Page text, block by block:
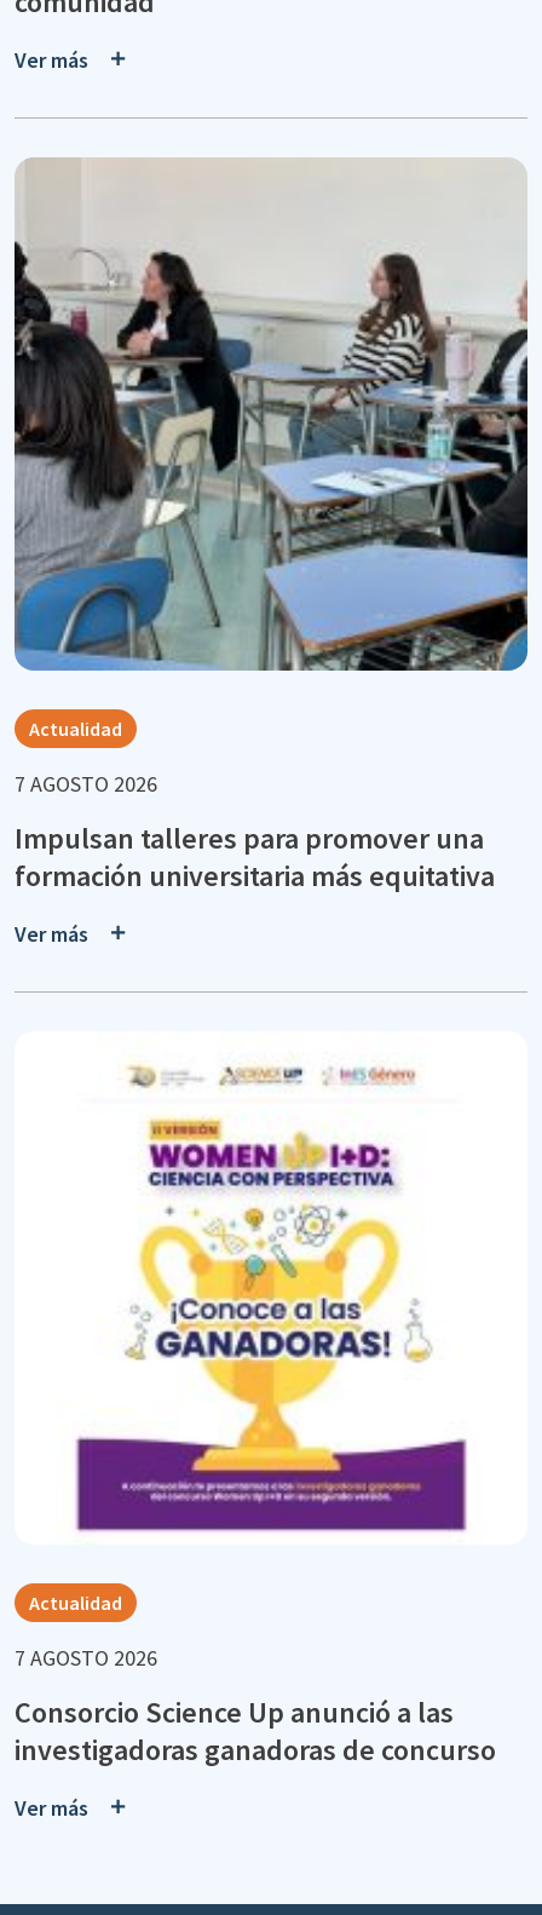
Ver más
Actualidad
7 AGOSTO 2026
Impulsan talleres para promover una
formación universitaria más equitativa
Ver más
Actualidad
7 AGOSTO 2026
Consorcio Science Up anunció a las
investigadoras ganadoras de concurso
Ver más